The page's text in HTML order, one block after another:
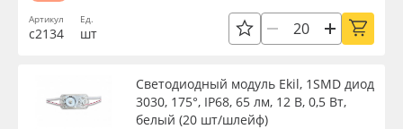
Артикул
с2134
Ед.
шт
Светодиодный модуль Ekil, 1SMD диод
3030, 175°, IP68, 65 лм, 12 В, 0,5 Вт,
белый (20 шт/шлейф)